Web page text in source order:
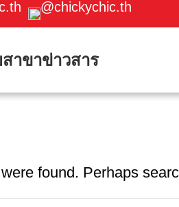
@chickychic.th
สาขาข่าวสาร
found. Perhaps